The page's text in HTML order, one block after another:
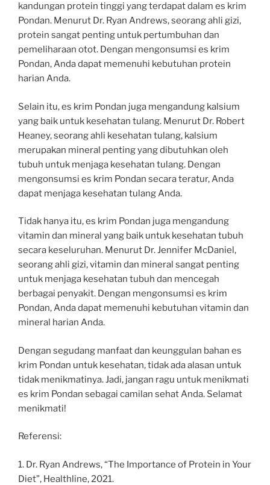
kandungan protein tinggi yang terdapat dalam es krim
Pondan. Menurut Dr. Ryan Andrews, seorang ahli gizi,
protein sangat penting untuk pertumbuhan dan
pemeliharaan otot. Dengan mengonsumsi es krim
Pondan, Anda dapat memenuhi kebutuhan protein
harian Anda.
Selain itu, es krim Pondan juga mengandung kalsium
yang baik untuk kesehatan tulang. Menurut Dr. Robert
Heaney, seorang ahli kesehatan tulang, kalsium
merupakan mineral penting yang dibutuhkan oleh
tubuh untuk menjaga kesehatan tulang. Dengan
mengonsumsi es krim Pondan secara teratur, Anda
dapat menjaga kesehatan tulang Anda.
Tidak hanya itu, es krim Pondan juga mengandung
vitamin dan mineral yang baik untuk kesehatan tubuh
secara keseluruhan. Menurut Dr. Jennifer McDaniel,
seorang ahli gizi, vitamin dan mineral sangat penting
untuk menjaga kesehatan tubuh dan mencegah
berbagai penyakit. Dengan mengonsumsi es krim
Pondan, Anda dapat memenuhi kebutuhan vitamin dan
mineral harian Anda.
Dengan segudang manfaat dan keunggulan bahan es
krim Pondan untuk kesehatan, tidak ada alasan untuk
tidak menikmatinya. Jadi, jangan ragu untuk menikmati
es krim Pondan sebagai camilan sehat Anda. Selamat
menikmati!
Referensi:
1. Dr. Ryan Andrews, “The Importance of Protein in Your
Diet”, Healthline, 2021.